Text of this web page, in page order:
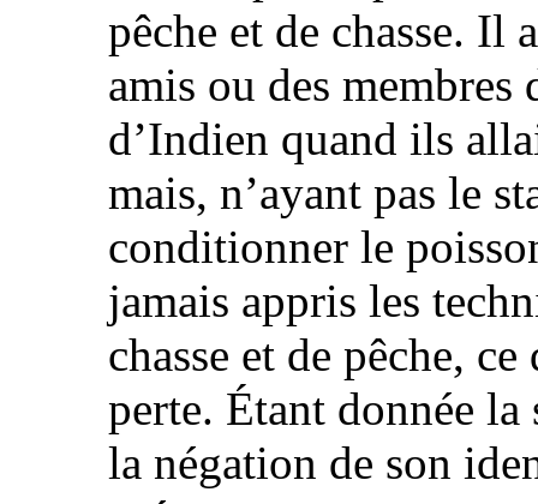
pêche et de chasse. Il
amis ou des
d’Indien quand ils
mais, n’ayant pas le
conditionner le
jamais appris les
chasse et de pêche,
perte. Étant donnée la
la négation de son